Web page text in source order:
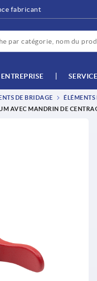
fabricant
ENTREPRISE SERVICE
DE BRIDAGE
AVEC MANDRIN DE